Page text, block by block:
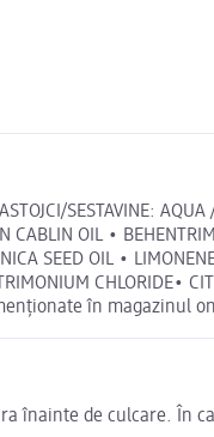
SESTAVINE: AQUA
CABLIN OIL •
SEED OIL •
CHLORIDE•
în magazinul
înainte de culcare. În